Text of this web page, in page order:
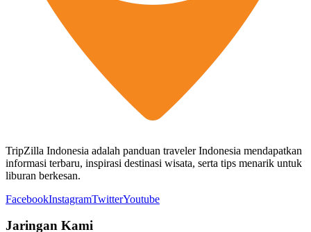
TripZilla Indonesia adalah panduan traveler Indonesia mendapatkan
informasi terbaru, inspirasi destinasi wisata, serta tips menarik untuk
liburan berkesan.
FacebookInstagramTwitterYoutube
Jaringan Kami